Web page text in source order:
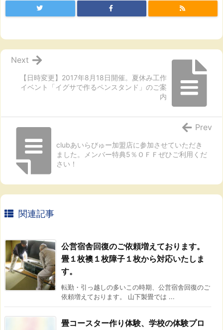
【日時変更】2017年8月18日開催。夏休み工作
イベント「イグサで作るペンスタンド」のご案
内
Next
clubあいらびゅー加盟店に参加させていただき
ました。メンバー特典5％ＯＦＦぜひご利用くだ
さい！
Prev
関連記事
公営宿舎回復のご依頼増えております。
畳１枚襖１枚障子１枚から対応いたしま
す。
転勤・引っ越しの多いこの時期、公営宿舎回復のご
依頼増えております。 山下製畳では ...
畳コースター作り体験、学校の体験プロ